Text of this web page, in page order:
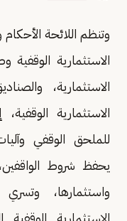
وتنظم اللائحة
الاستثمارية
الاستثمارية،
الاستثمارية
للملحق الوقفي
يحفظ شروط
واستثمارها،
الاستثمارية